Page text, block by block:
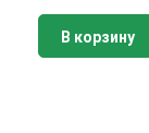
В корзину